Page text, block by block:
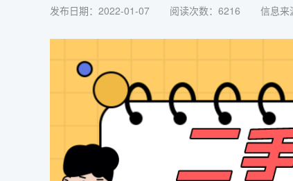
发布日期：2022-01-07 阅读次数：6216 信息来